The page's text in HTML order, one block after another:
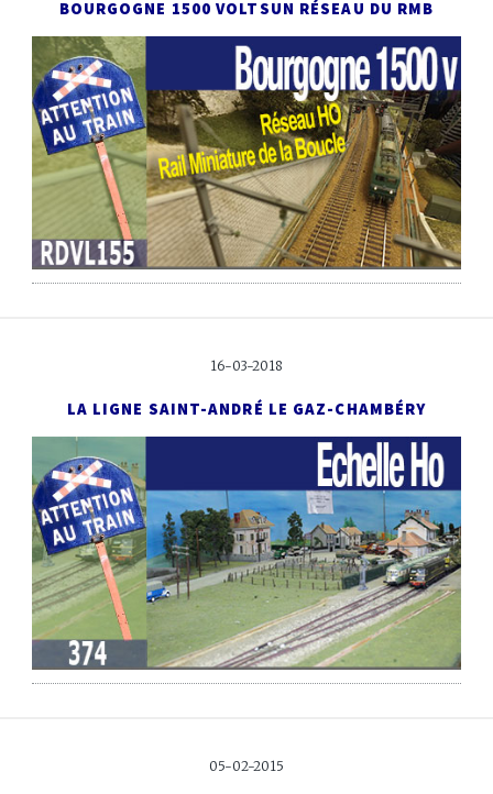
BOURGOGNE 1500 VOLTSUN RÉSEAU DU RMB
16-03-2018
LA LIGNE SAINT-ANDRÉ LE GAZ-CHAMBÉRY
05-02-2015